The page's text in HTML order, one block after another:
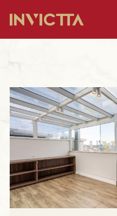
Imóveis à venda
Empreendimentos
Blog
Sobre nós